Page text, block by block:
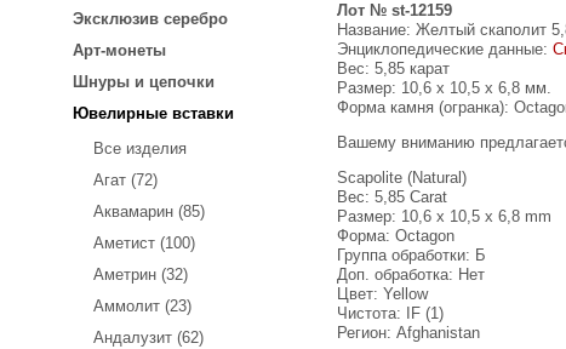
Эксклюзив серебро
Арт-монеты
Шнуры и цепочки
Ювелирные вставки
Все изделия
Агат (72)
Аквамарин (85)
Аметист (100)
Аметрин (32)
Аммолит (23)
Андалузит (62)
Лот № st-12159
Название: Желтый скаполит
Энциклопедические данные:
Вес: 5,85 карат
Размер: 10,6 x 10,5 x 6,8 мм.
Форма камня (огранка):
Вашему вниманию
Scapolite (Natural)
Вес: 5,85 Carat
Размер: 10,6 х 10,5 х 6,8 mm
Форма: Octagon
Группа обработки: Б
Доп. обработка: Нет
Цвет: Yellow
Чистота: IF (1)
Регион: Afghanistan